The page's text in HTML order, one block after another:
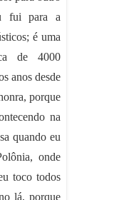
fui para a
é uma
de 4000
anos desde
porque
na
quando eu
onde
toco todos
lá, porque